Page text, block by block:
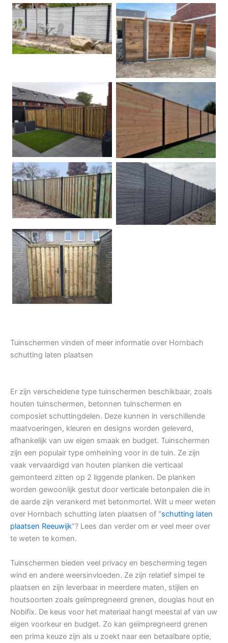
Betonschutting
Dubbele poort
Betonpalen schutting Douglas
Hout beton schuttingen Rots motief antraciet
Tuindeur grenen
Tuinschermen vinden of meer informatie over Hornbach
schutting laten plaatsen
Er zijn verscheidene type tuinschermen beschikbaar, zoals
houten tuinschermen, betonnen tuinschermen en
composiet schuttingdelen. Deze kunnen in verschillende
maatvoeringen, kleuren en designs worden geleverd,
afhankelijk van uw eigen smaak en budget. Tuinschermen
zijn een populair type omheining voor in de tuin. Ze zijn
vaak vervaardigd van houten planken die verticaal
gemonteerd zitten op 2 liggende planken. De planken
worden gewoonlijk gestut door verticale betonpalen die in
de aarde zijn verankerd met betonmortel. Wilt u meer weten
over Hornbach schutting laten plaatsen of “schutting laten
plaatsen Reeuwijk“? Lees dan verder om er veel meer over
te weten te komen.
Tuinschermen bieden veel privacy en bescherming tegen
wind en andere weersinvloeden. Ze zijn relatief simpel te
plaatsen en zijn leverbaar in meerdere maten, stijlen en
houtsoorten zoals geïmpregneerd grenen, douglas hout en
Nobifix. De keus voor het materiaal hangt meestal af van uw
eigen voorkeur en budget. Zo kan geïmpregneerd grenen
een prima keuze zijn als u zoekt naar een betaalbare optie,